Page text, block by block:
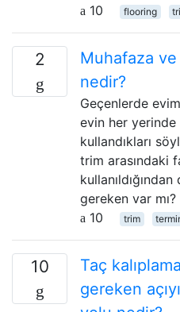
10
flooring
2
Muhafaza ve
nedir?
Geçenlerde
evin her
kullandıkları
trim arasındaki
gereken var mı?
10
trim
10
Taç
gereken